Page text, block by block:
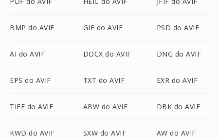
BMP do AVIF GIF do AVIF PSD do AVIF
AI do AVIF DOCX do AVIF DNG do AVIF
EPS do AVIF TXT do AVIF EXR do AVIF
TIFF do AVIF ABW do AVIF DBK do AVIF
KWD do AVIF SXW do AVIF AW do AVIF